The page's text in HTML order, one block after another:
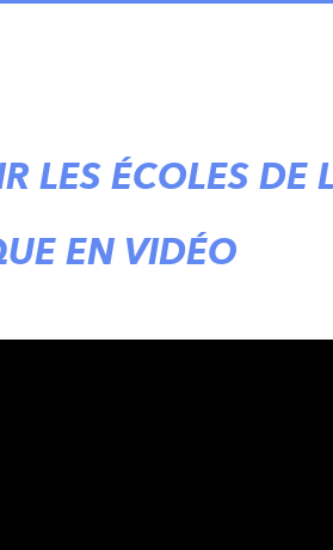
LES ÉCOLES DE
EN VIDÉO